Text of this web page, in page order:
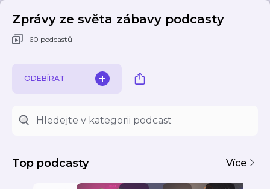
Zprávy ze světa zábavy podcasty
60 podcastů
ODEBÍRAT
Top podcasty Více